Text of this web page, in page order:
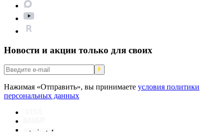
Новости и акции только для своих
Нажимая «Отправить», вы принимаете условия политики
персональных данных